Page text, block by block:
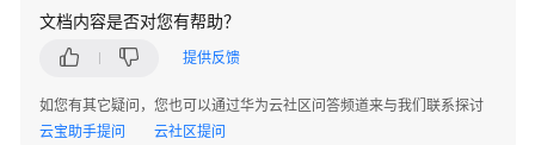
指
（集
式
文档内容是否对您有帮助？
提供反馈
如您有其它疑问，您也可以通过华为云社区问答频道来与我们联系探讨
云宝助手提问
云社区提问